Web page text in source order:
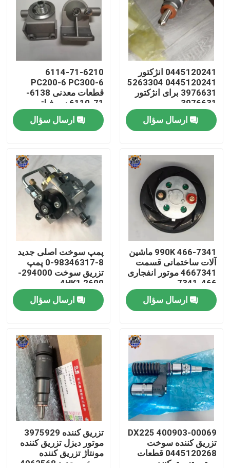
صفحه اصلی
محصولات
درباره ما
تور کارخانه
کنترل کیفیت
با ما تماس بگیرید
اخبار
درخواست نقل قول
موتور محرک نهایی بیل مکانیکی
موتور تاب بیل مکانیکی
0445120241 انژکتور
0445120241 5263304
3976631 برای انژکتور
3976631
ارسال سؤال
6114-71-6210
PC200-6 PC300-6
قطعات معدنی 6138-
71-6110 سر فیلتر
سوخت
ارسال سؤال
466-7341 990K ماشین
آلات ساختمانی قسمت
4667341 موتور انفجاری
466-7341
ارسال سؤال
پمپ سوخت اصلی جدید
8-98346317-0 پمپ
تزریق سوخت 294000-
2600 4HK1
ارسال سؤال
400903-00069 DX225
تزریق کننده سوخت
0445120268 قطعات
موتور تزریق کننده
تزریق کننده 3975929
موتور دیزل تزریق کننده
مونتاژ تزریق کننده
سوخت جدید 4062568